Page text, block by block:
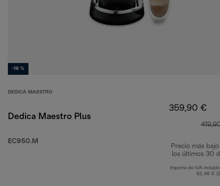
-16 %
DEDICA MAESTRO
Dedica Maestro Plus
EC950.M
359,90 €
Precio más bajo
los últimos 30
Importe de IVA
62,46 €